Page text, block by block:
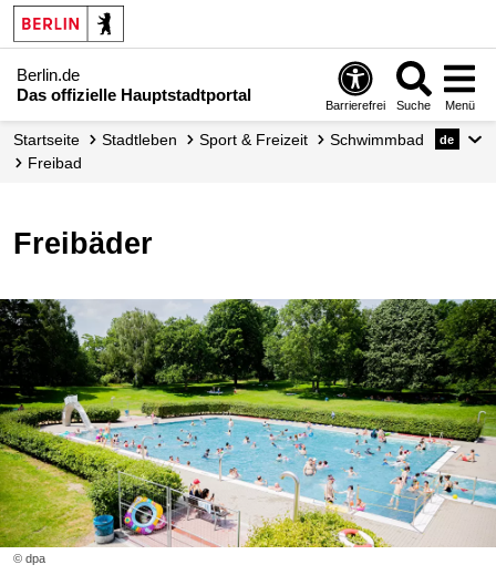
Berlin.de
Das offizielle Hauptstadtportal
Barrierefrei Suche Menü
Startseite Stadtleben Sport & Freizeit
Schwimmbad
Freibad
de
Freibäder
© dpa